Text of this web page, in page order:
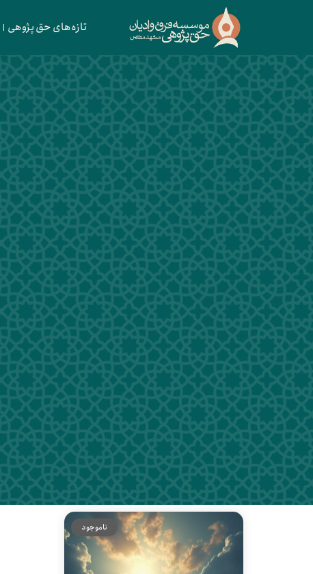
تازه‌های حق پژوهی
ناموجود